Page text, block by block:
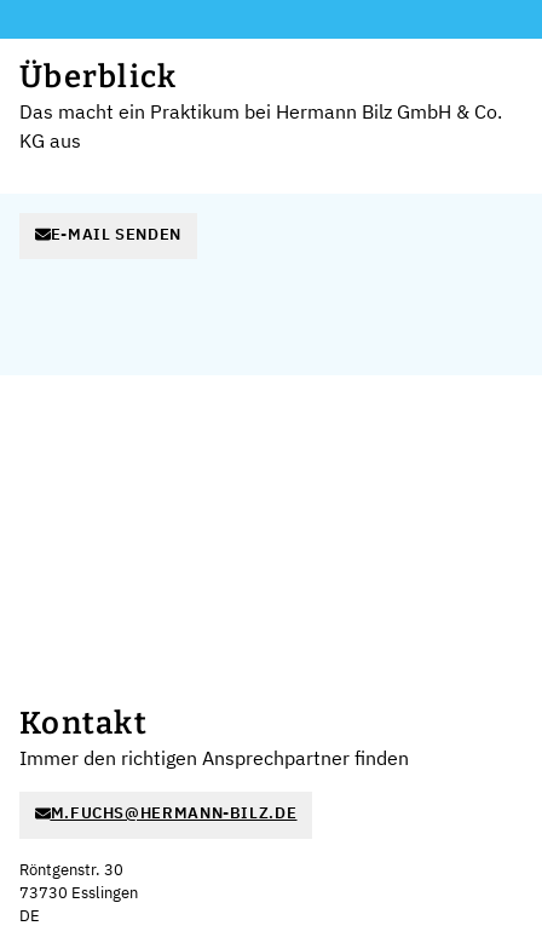
Überblick
Das macht ein Praktikum bei Hermann Bilz GmbH & Co.
KG aus
E-MAIL SENDEN
Kontakt
Immer den richtigen Ansprechpartner finden
M.FUCHS@HERMANN-BILZ.DE
Röntgenstr. 30
73730 Esslingen
DE